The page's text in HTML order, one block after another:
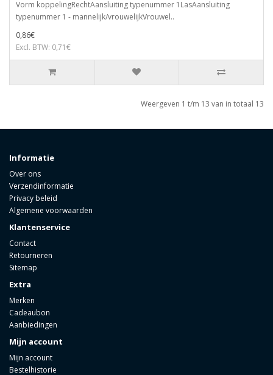
Vorm koppelingRechtAansluiting typenummer 1LasAansluiting
typenummer 1 - mannelijk/vrouwelijkVrouwel..
0,86€
Excl. BTW: 0,71€
Weergeven 1 t/m 13 van in totaal 13
Informatie
Over ons
Verzendinformatie
Privacy beleid
Algemene voorwaarden
Klantenservice
Contact
Retourneren
Sitemap
Extra
Merken
Cadeaubon
Aanbiedingen
Mijn account
Mijn account
Bestelhistorie